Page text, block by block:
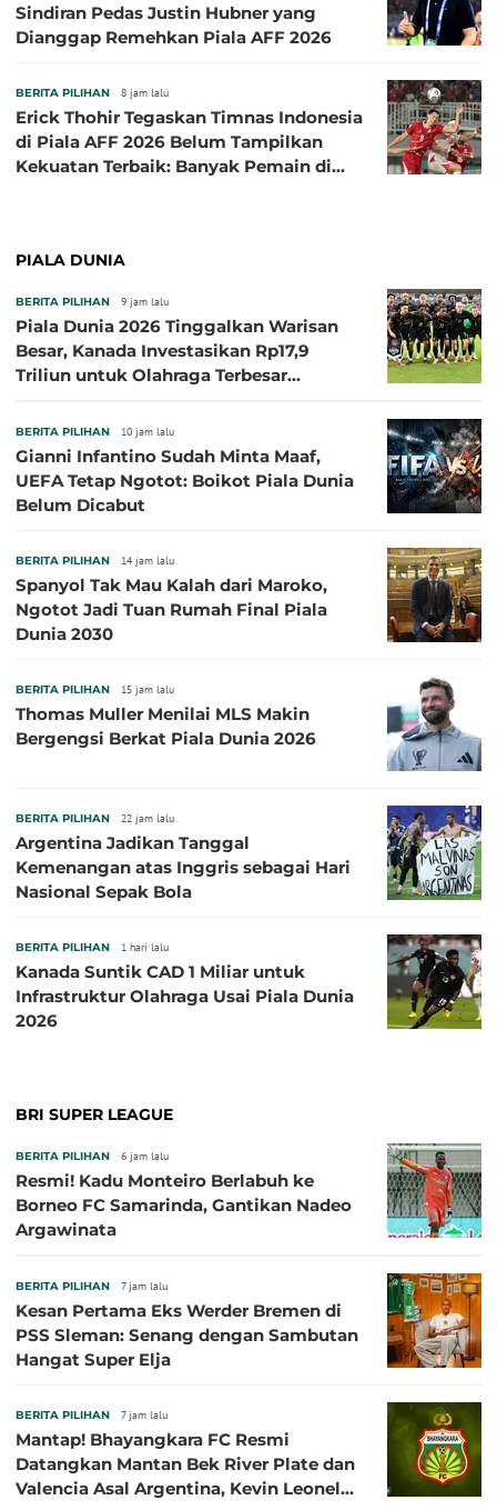
Sindiran Pedas Justin Hubner yang
Dianggap Remehkan Piala AFF 2026
BERITA PILIHAN 8 jam lalu
Erick Thohir Tegaskan Timnas Indonesia
di Piala AFF 2026 Belum Tampilkan
Kekuatan Terbaik: Banyak Pemain di
PIALA DUNIA
BERITA PILIHAN 9 jam lalu
Piala Dunia 2026 Tinggalkan Warisan
Besar, Kanada Investasikan Rp17,9
Triliun untuk Olahraga Terbesar
BERITA PILIHAN 10 jam lalu
Gianni Infantino Sudah Minta Maaf,
UEFA Tetap Ngotot: Boikot Piala Dunia
Belum Dicabut
BERITA PILIHAN 14 jam lalu
Spanyol Tak Mau Kalah dari Maroko,
Ngotot Jadi Tuan Rumah Final Piala
Dunia 2030
BERITA PILIHAN 15 jam lalu
Thomas Muller Menilai MLS Makin
Bergengsi Berkat Piala Dunia 2026
BERITA PILIHAN 22 jam lalu
Argentina Jadikan Tanggal
Kemenangan atas Inggris sebagai Hari
Nasional Sepak Bola
BERITA PILIHAN 1 hari lalu
Kanada Suntik CAD 1 Miliar untuk
Infrastruktur Olahraga Usai Piala Dunia
2026
BRI SUPER LEAGUE
BERITA PILIHAN 6 jam lalu
Resmi! Kadu Monteiro Berlabuh ke
Borneo FC Samarinda, Gantikan Nadeo
Argawinata
BERITA PILIHAN 7 jam lalu
Kesan Pertama Eks Werder Bremen di
PSS Sleman: Senang dengan Sambutan
Hangat Super Elja
BERITA PILIHAN 7 jam lalu
Mantap! Bhayangkara FC Resmi
Datangkan Mantan Bek River Plate dan
Valencia Asal Argentina, Kevin Leonel